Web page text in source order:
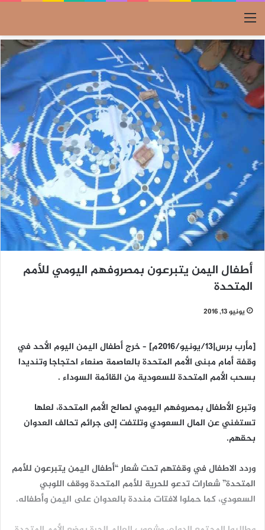
القائمة
أطفال اليمن يتبرعون بمصروفهم اليومي للأمم
المتحدة
يونيو 13, 2016
[مأرب برس|13/يونيو/2016م] – خرج أطفال اليمن اليوم الأحد في
وقفة أمام مبنى الأمم المتحدة بالعاصمة صنعاء احتجاجا وتنديدا
بسحب الأمم المتحدة للسعودية من القائمة السوداء .
وتبرع الأطفال بمصروفهم اليومي لصالح الأمم المتحدة، لعلها
تستغني عن المال السعودي وتلتفت إلى جرائم تحالف العدوان
بحقهم.
وردد الاطفال في وقفتهم تحت شعار “أطفال اليمن يتبرعون للأمم
المتحدة” شعارات تدعو للحرية للأمم المتحدة ووقف اللوبي
السعودي، كما حملوا لافتات منددة بالعدوان على اليمن وأطفاله.